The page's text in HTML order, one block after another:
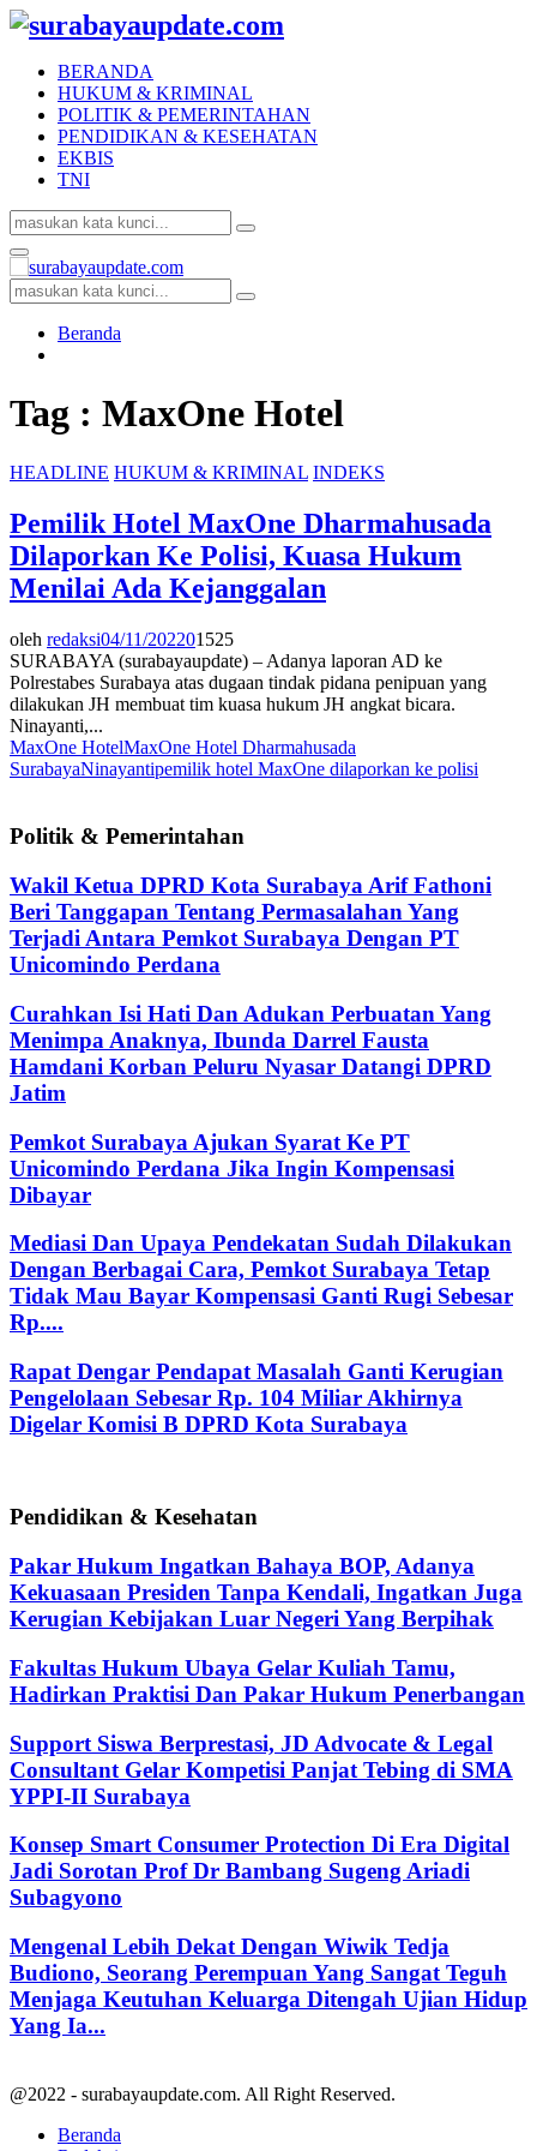
BERANDA
HUKUM & KRIMINAL
POLITIK & PEMERINTAHAN
PENDIDIKAN & KESEHATAN
EKBIS
TNI
Search
for:
Search
Facebook
Twitter
Youtube
Primary
Menu
Search
for:
Search
Beranda
Tag : MaxOne Hotel
HEADLINE HUKUM & KRIMINAL INDEKS
Pemilik Hotel MaxOne Dharmahusada
Dilaporkan Ke Polisi, Kuasa Hukum
Menilai Ada Kejanggalan
oleh redaksi04/11/202201525
SURABAYA (surabayaupdate) – Adanya laporan AD ke
Polrestabes Surabaya atas dugaan tindak pidana penipuan yang
dilakukan JH membuat tim kuasa hukum JH angkat bicara.
Ninayanti,...
MaxOne HotelMaxOne Hotel Dharmahusada
SurabayaNinayantipemilik hotel MaxOne dilaporkan ke polisi
Politik & Pemerintahan
Wakil Ketua DPRD Kota Surabaya Arif Fathoni
Beri Tanggapan Tentang Permasalahan Yang
Terjadi Antara Pemkot Surabaya Dengan PT
Unicomindo Perdana
Curahkan Isi Hati Dan Adukan Perbuatan Yang
Menimpa Anaknya, Ibunda Darrel Fausta
Hamdani Korban Peluru Nyasar Datangi DPRD
Jatim
Pemkot Surabaya Ajukan Syarat Ke PT
Unicomindo Perdana Jika Ingin Kompensasi
Dibayar
Mediasi Dan Upaya Pendekatan Sudah Dilakukan
Dengan Berbagai Cara, Pemkot Surabaya Tetap
Tidak Mau Bayar Kompensasi Ganti Rugi Sebesar
Rp....
Rapat Dengar Pendapat Masalah Ganti Kerugian
Pengelolaan Sebesar Rp. 104 Miliar Akhirnya
Digelar Komisi B DPRD Kota Surabaya
Pendidikan & Kesehatan
Pakar Hukum Ingatkan Bahaya BOP, Adanya
Kekuasaan Presiden Tanpa Kendali, Ingatkan Juga
Kerugian Kebijakan Luar Negeri Yang Berpihak
Fakultas Hukum Ubaya Gelar Kuliah Tamu,
Hadirkan Praktisi Dan Pakar Hukum Penerbangan
Support Siswa Berprestasi, JD Advocate & Legal
Consultant Gelar Kompetisi Panjat Tebing di SMA
YPPI-II Surabaya
Konsep Smart Consumer Protection Di Era Digital
Jadi Sorotan Prof Dr Bambang Sugeng Ariadi
Subagyono
Mengenal Lebih Dekat Dengan Wiwik Tedja
Budiono, Seorang Perempuan Yang Sangat Teguh
Menjaga Keutuhan Keluarga Ditengah Ujian Hidup
Yang Ia...
@2022 - surabayaupdate.com. All Right Reserved.
Beranda